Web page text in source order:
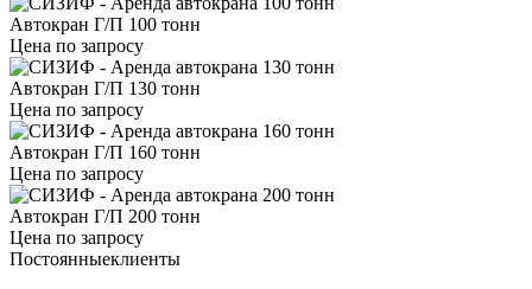
Автокран Г/П 100 тонн
Цена по запросу
Автокран Г/П 130 тонн
Цена по запросу
Автокран Г/П 160 тонн
Цена по запросу
Автокран Г/П 200 тонн
Цена по запросу
Постоянныеклиенты